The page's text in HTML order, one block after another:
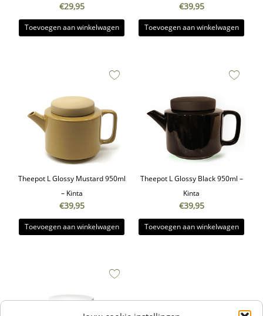
€29,95
Toevoegen aan winkelwagen
€39,95
Toevoegen aan winkelwagen
Theepot L Glossy Mustard 950ml
– Kinta
€39,95
Toevoegen aan winkelwagen
Theepot L Glossy Black 950ml –
Kinta
€39,95
Toevoegen aan winkelwagen